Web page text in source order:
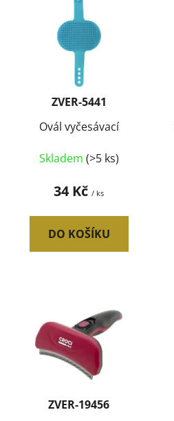
ZVER-5441
Ovál vyčesávací
Skladem (>5 ks)
34 Kč / ks
DO KOŠÍKU
ZVER-19456